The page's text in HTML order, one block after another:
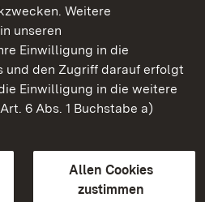
Weitere
unseren
Einwilligung in die
und den Zugriff darauf erfolgt
Einwilligung in die weitere
6 Abs. 1 Buchstabe a)
Allen Cookies
zustimmen
Baden‑Württemberg
Baden-Württemberg
Sprache